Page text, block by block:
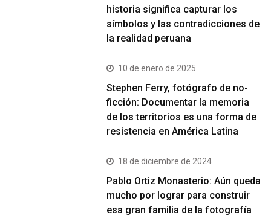
historia significa capturar los
símbolos y las contradicciones de
la realidad peruana
10 de enero de 2025
Stephen Ferry, fotógrafo de no-
ficción: Documentar la memoria
de los territorios es una forma de
resistencia en América Latina
18 de diciembre de 2024
Pablo Ortiz Monasterio: Aún queda
mucho por lograr para construir
esa gran familia de la fotografía